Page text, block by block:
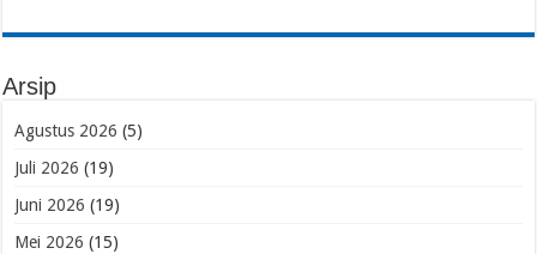
Arsip
Agustus 2026 (5)
Juli 2026 (19)
Juni 2026 (19)
Mei 2026 (15)